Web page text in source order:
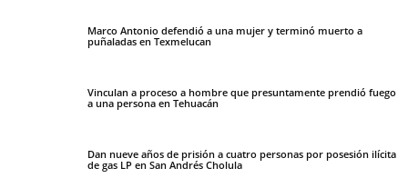
Marco Antonio defendió a una mujer y terminó muerto a
puñaladas en Texmelucan
Vinculan a proceso a hombre que presuntamente prendió fuego
a una persona en Tehuacán
Dan nueve años de prisión a cuatro personas por posesión ilícita
de gas LP en San Andrés Cholula